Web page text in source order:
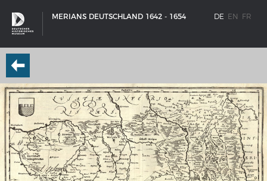
MERIANS DEUTSCHLAND 1642 - 1654 DE EN FR